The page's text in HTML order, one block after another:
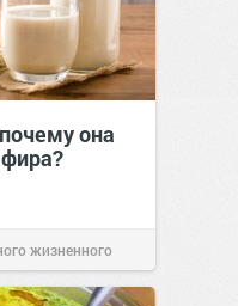
она
жизненного